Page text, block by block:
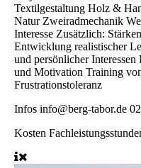
Textilgestaltung Holz &
Natur Zweiradmechanik
Interesse Zusätzlich:
Entwicklung realistischer
und persönlicher
und Motivation Training
Frustrationstoleranz
Infos info@berg-tabor.de
Kosten